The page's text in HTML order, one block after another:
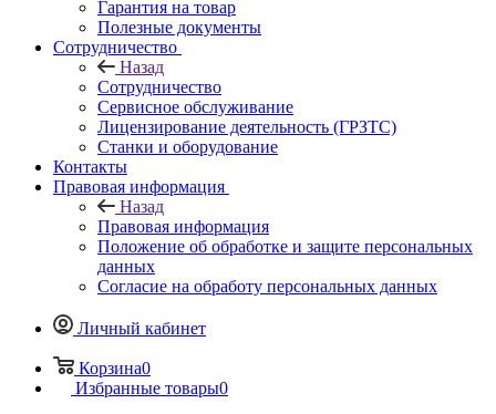
Гарантия на товар
Полезные документы
Сотрудничество
Назад
Сотрудничество
Сервисное обслуживание
Лицензирование деятельность (ГРЗТС)
Станки и оборудование
Контакты
Правовая информация
Назад
Правовая информация
Положение об обработке и защите персональных
данных
Согласие на обработу персональных данных
Личный кабинет
Корзина0
Избранные товары0